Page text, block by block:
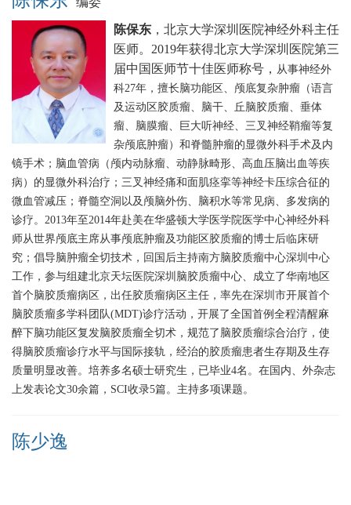
陈保东 ，北京大学深圳医院神经外科主任
医师。2019年获得北京大学深圳医院第三
届中国医师节十佳医师称号， 从事神经外
科27年，擅长脑功能区、颅底复杂肿瘤（语言
及运动区胶质瘤、脑干、丘脑胶质瘤、垂体
瘤、脑膜瘤、巨大听神经、三叉神经鞘瘤等复
杂颅底肿瘤）和脊髓肿瘤的显微外科手术及内
镜手术；脑血管病（颅内动脉瘤、动静脉畸形、高血压脑出血等疾
病）的显微外科治疗；三叉神经痛和面肌痉挛等神经卡压综合征的
微血管减压；脊髓空洞以及颅脑外伤、脑积水等常见病、多发病的
诊疗。2013年至2014年赴美在华盛顿大学医学院医学中心神经外科
师从世界颅底主席从事颅底肿瘤及功能区胶质瘤的博士后临床研
究；倡导脑肿瘤全切技术，回国后主持南方脑胶质瘤中心深圳中心
工作，参与组建北京天坛医院深圳脑胶质瘤中心、成立了华南地区
首个脑胶质瘤病区，出任胶质瘤病区主任，率先在深圳市开展首个
脑胶质瘤多学科团队(MDT)诊疗活动，开展了全国首例全程清醒麻
醉下脑功能区复发脑胶质瘤全切术，规范了脑胶质瘤综合治疗，使
得脑胶质瘤诊疗水平与国际接轨，经治的胶质瘤患者生存期及生存
质量明显改善。培养多名硕士研究生，已毕业4名。在国内、外杂志
上发表论文30余篇，SCI收录5篇。主持多项课题。
陈少逸